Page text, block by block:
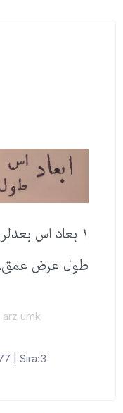
١ بعاد اس بعدلر — ابعاد ثلائمه
طول عرض عمق.
arz umk
| Sıra:3